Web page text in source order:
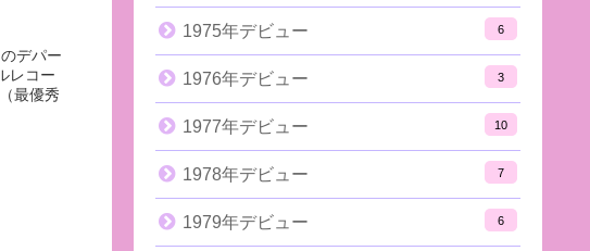
デパー
レコー
最優秀
1975年デビュー 6
1976年デビュー 3
1977年デビュー 10
1978年デビュー 7
1979年デビュー 6